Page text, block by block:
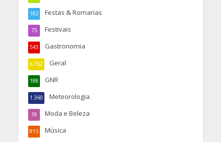
Festas & Romarias
182
Festivais
75
Gastronomia
543
Geral
6.762
GNR
188
Meteorologia
1.360
Moda e Beleza
18
Música
815